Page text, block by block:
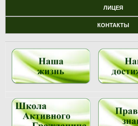
ЛИЦЕЯ
КОНТАКТЫ